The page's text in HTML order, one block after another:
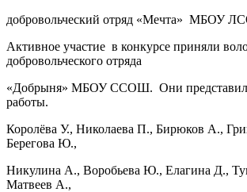
добровольческий отряд «Мечта» МБОУ
Активное участие в конкурсе приняли
добровольческого отряда
«Добрыня» МБОУ ССОШ. Они
работы.
Королёва У., Николаева П., Бирюков А.,
Берегова Ю.,
Никулина А., Воробьева Ю., Елагина Д.,
Матвеев А.,